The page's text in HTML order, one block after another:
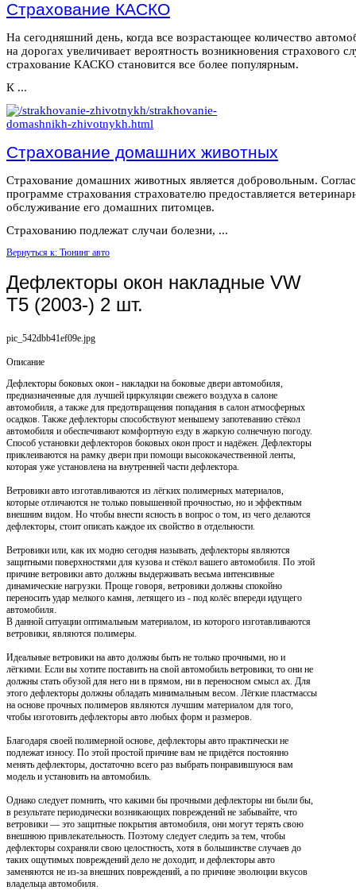
Страхование КАСКО
На сегодняшний день, когда все возрастающее количество
на дорогах увеличивает вероятность возникновения страхового
страхование КАСКО становится все более популярным.
К ...
Страхование домашних животных
Страхование домашних животных является добровольным.
программе страхования страхователю предоставляется
обслуживание его домашних питомцев.
Страхованию подлежат случаи болезни, ...
Вернуться к: Тюнинг авто
Дефлекторы окон накладные VW
T5 (2003-) 2 шт.
pic_542dbb41ef09e.jpg
Описание
Дефлекторы боковых окон - накладки на боковые двери автомобиля,
предназначенные для лучшей циркуляции свежего воздуха в салоне
автомобиля, а также для предотвращения попадания в салон атмосферных
осадков. Также дефлекторы способствуют меньшему запотеванию стёкол
автомобиля и обеспечивают комфортную езду в жаркую солнечную погоду.
Способ установки дефлекторов боковых окон прост и надёжен. Дефлекторы
приклеиваются на рамку двери при помощи высококачественной ленты,
которая уже установлена на внутренней части дефлектора.
Ветровики авто изготавливаются из лёгких полимерных материалов,
которые отличаются не только повышенной прочностью, но и эффектным
внешним видом. Но чтобы внести ясность в вопрос о том, из чего делаются
дефлекторы, стоит описать каждое их свойство в отдельности.
Ветровики или, как их модно сегодня называть, дефлекторы являются
защитными поверхностями для кузова и стёкол вашего автомобиля. По этой
причине ветровики авто должны выдерживать весьма интенсивные
динамические нагрузки. Проще говоря, ветровики должны спокойно
переносить удар мелкого камня, летящего из - под колёс впереди идущего
автомобиля.
В данной ситуации оптимальным материалом, из которого изготавливаются
ветровики, являются полимеры.
Идеальные ветровики на авто должны быть не только прочными, но и
лёгкими. Если вы хотите поставить на свой автомобиль ветровики, то они не
должны стать обузой для него ни в прямом, ни в переносном смысл ах. Для
этого дефлекторы должны обладать минимальным весом. Лёгкие пластмассы
на основе прочных полимеров являются лучшим материалом для того,
чтобы изготовить дефлекторы авто любых форм и размеров.
Благодаря своей полимерной основе, дефлекторы авто практически не
подлежат износу. По этой простой причине вам не придётся постоянно
менять дефлекторы, достаточно всего раз выбрать понравившуюся вам
модель и установить на автомобиль.
Однако следует помнить, что какими бы прочными дефлекторы ни были бы,
в результате периодически возникающих повреждений не забывайте, что
ветровики — это защитные покрытия автомобиля, они могут терять свою
внешнюю привлекательность. Поэтому следует следить за тем, чтобы
дефлекторы сохраняли свою целостность, хотя в большинстве случаев до
таких ощутимых повреждений дело не доходит, и дефлекторы авто
заменяются не из-за внешних повреждений, а по причине эволюции вкусов
владельца автомобиля.